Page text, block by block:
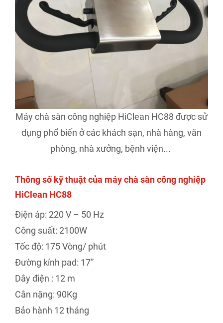
Máy chà sàn công nghiệp HiClean HC88 được sử
dụng phổ biến ở các khách sạn, nhà hàng, văn
phòng, nhà xưởng, bệnh viện...
Thông số kỹ thuật của máy chà sàn công nghiệp
HiClean HC88
Điện áp: 220 V – 50 Hz
Công suất: 2100W
Tốc độ: 175 Vòng/ phút
Đường kính pad: 17”
Dây điện : 12 m
Cân nặng: 90Kg
Bảo hành 12 tháng